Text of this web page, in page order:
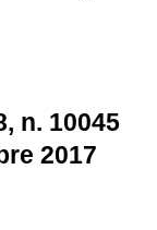
n. 10045
2017